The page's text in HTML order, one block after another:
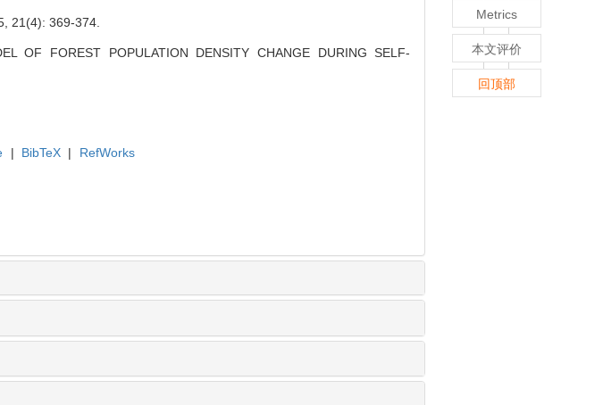
21(4): 369-374.
OF FOREST POPULATION DENSITY CHANGE DURING SELF-
| BibTeX | RefWorks
Metrics
本文评价
回顶部